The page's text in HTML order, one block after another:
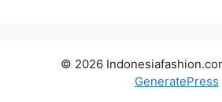
© 2026
GeneratePress